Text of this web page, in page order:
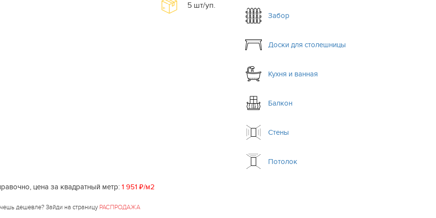
5 шт/уп.
Забор
Доски для столешницы
Кухня и ванная
Балкон
Стены
Потолок
цена за квадратный метр: 1 951 ₽/м2
дешевле? Зайди на страницу РАСПРОДАЖА